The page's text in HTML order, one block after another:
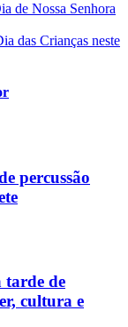
de Nossa Senhora
das Crianças neste
percussão
de
cultura e